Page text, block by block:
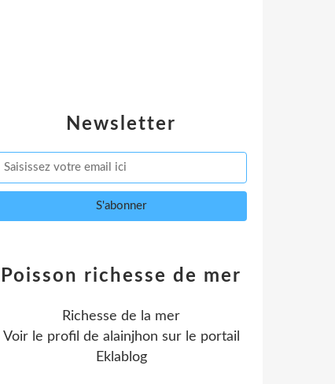
Newsletter
Poisson richesse de mer
Richesse de la mer
Voir le profil de alainjhon sur le portail
Eklablog